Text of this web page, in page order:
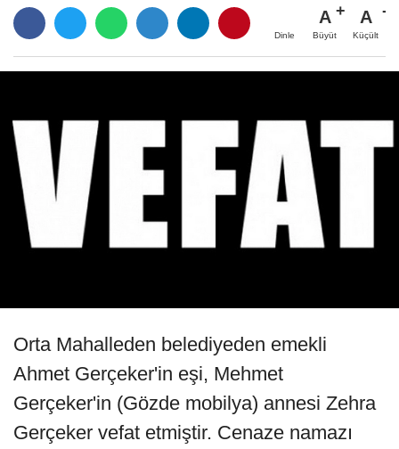
Dinle
A
Büyüt
A
Küçült
Orta Mahalleden belediyeden emekli
Ahmet Gerçeker'in eşi, Mehmet
Gerçeker'in (Gözde mobilya) annesi Zehra
Gerçeker vefat etmiştir. Cenaze namazı